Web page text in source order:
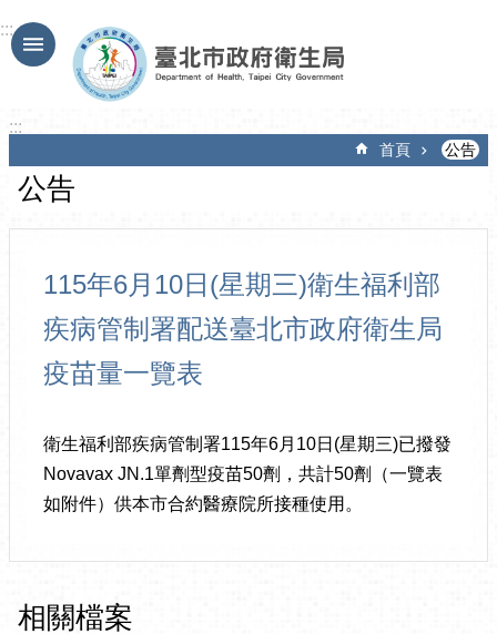
跳到主要內容區塊
:::
:::
首頁 公告
公告
115年6月10日(星期三)衛生福利部
疾病管制署配送臺北市政府衛生局
疫苗量一覽表
衛生福利部疾病管制署115年6月10日(星期三)已撥發
Novavax JN.1單劑型疫苗50劑，共計50劑（一覽表
如附件）供本市合約醫療院所接種使用。
相關檔案